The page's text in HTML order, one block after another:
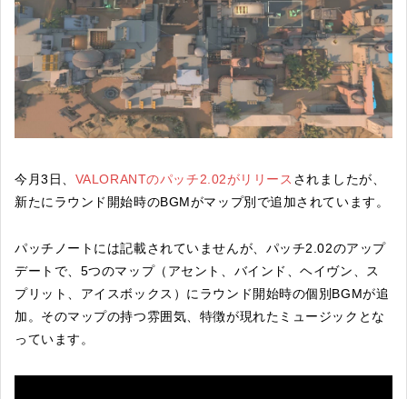
今月3日、 VALORANTのパッチ2.02がリリース されましたが、
新たにラウンド開始時のBGMがマップ別で追加されています。
パッチノートには記載されていませんが、パッチ2.02のアップ
デートで、5つのマップ（アセント、バインド、ヘイヴン、ス
プリット、アイスボックス）にラウンド開始時の個別BGMが追
加。そのマップの持つ雰囲気、特徴が現れたミュージックとな
っています。